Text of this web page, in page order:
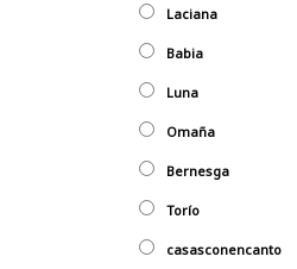
Laciana
Babia
Luna
Omaña
Bernesga
Torío
casasconencanto